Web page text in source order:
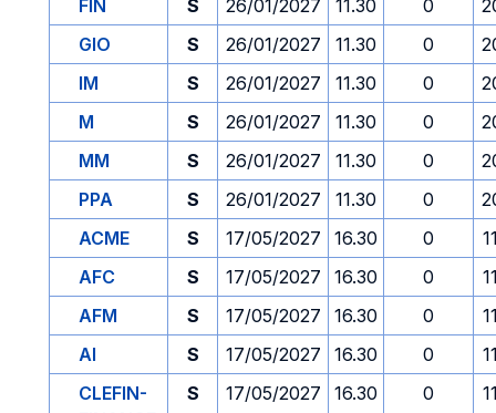
FIN S 26/01/2027 11.30 0
GIO
S 26/01/2027 11.30 0
IM
S 26/01/2027 11.30 0
M
S 26/01/2027 11.30 0
MM
S 26/01/2027 11.30 0
PPA
S 26/01/2027 11.30 0
ACME
S 17/05/2027 16.30 0
AFC
S 17/05/2027 16.30 0
AFM
S 17/05/2027 16.30 0
AI
S 17/05/2027 16.30 0
CLEFIN-
S 17/05/2027 16.30 0